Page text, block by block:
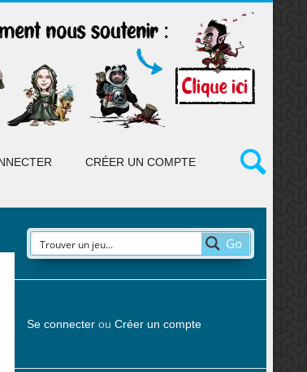
CRÉER UN COMPTE
Go
Se connecterou Créer un compte